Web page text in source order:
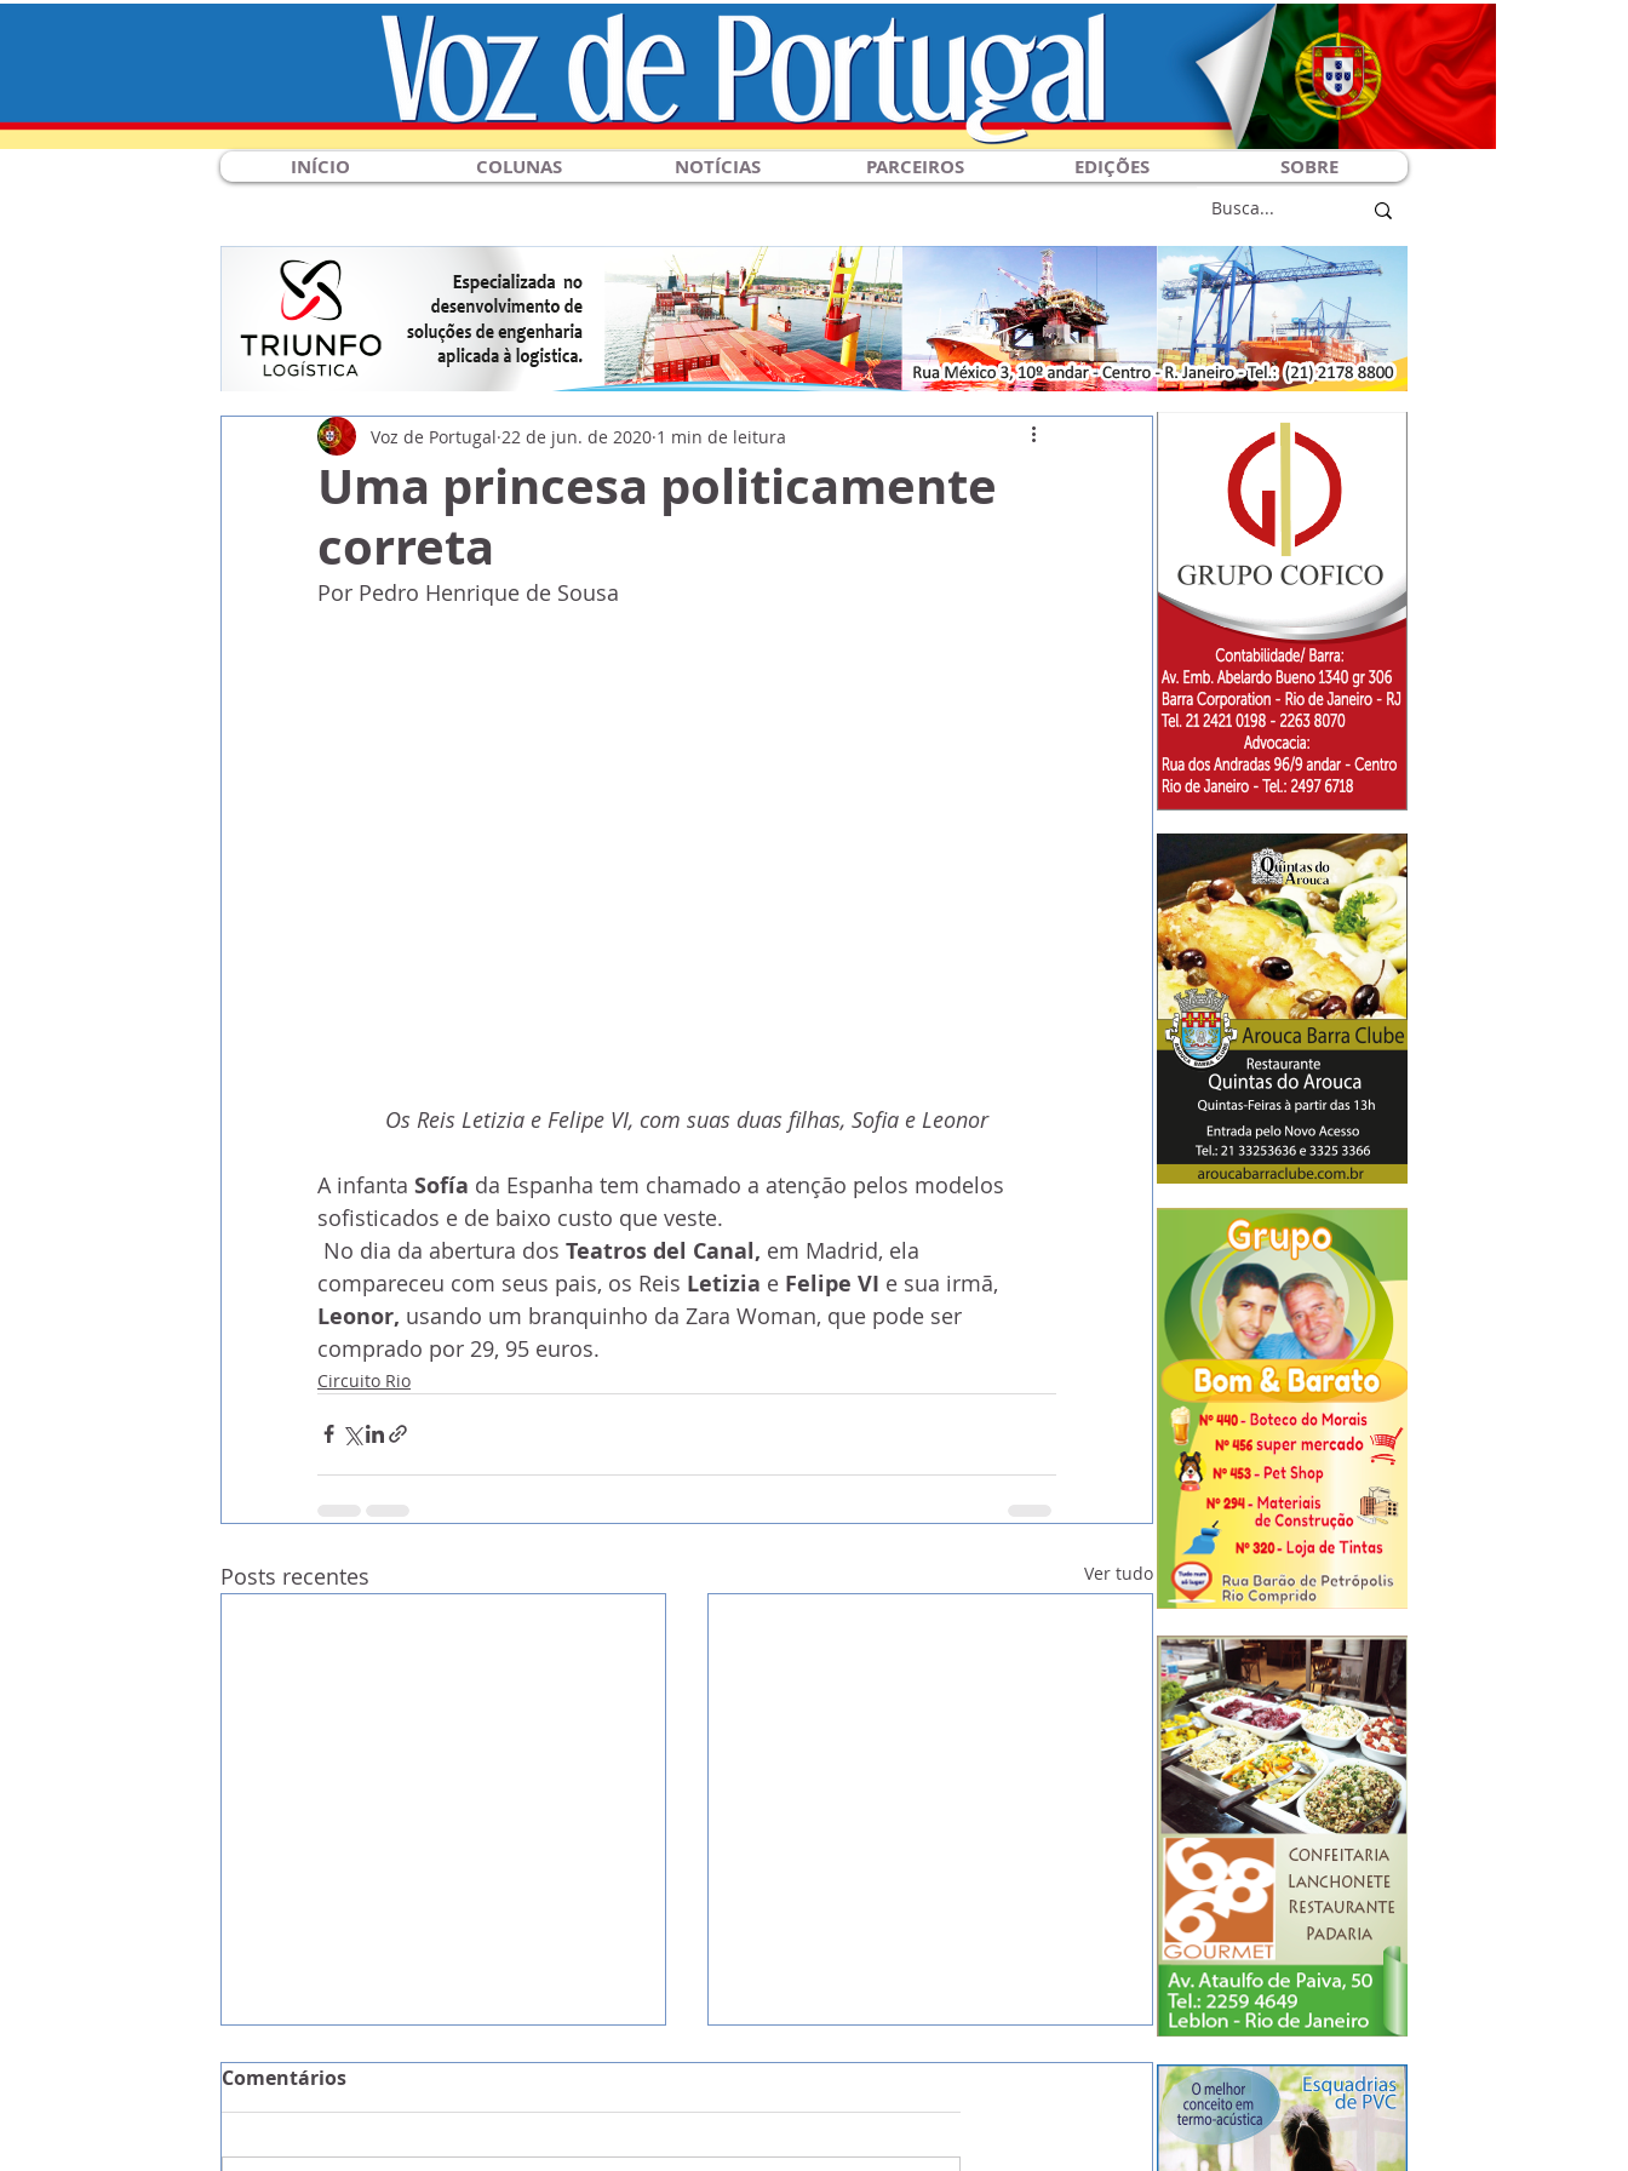
INÍCIO COLUNAS NOTÍCIAS PARCEIROS EDIÇÕES SOBRE
Uma princesa politicamente
correta
Voz de Portugal 22 de jun. de 2020 1 min de leitura
Por Pedro Henrique de Sousa
Os Reis Letizia e Felipe VI, com suas duas filhas, Sofia e Leonor
A infanta Sofía da Espanha tem chamado a atenção pelos modelos
sofisticados e de baixo custo que veste.
No dia da abertura dos Teatros del Canal, em Madrid, ela
compareceu com seus pais, os Reis Letizia e Felipe VI e sua irmã,
Leonor, usando um branquinho da Zara Woman, que pode ser
comprado por 29, 95 euros.
Circuito Rio
Posts recentes Ver tudo
Comentários